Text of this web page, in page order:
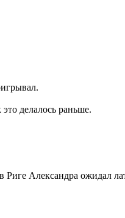
делалось раньше.
Риге Александра ожидал